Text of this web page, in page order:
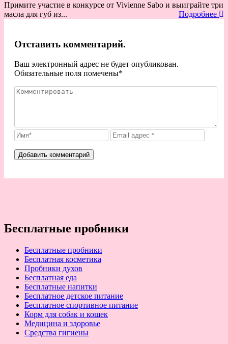
Примите участие в конкурсе от Vivienne Sabo и выиграйте три
масла для губ из...
Подробнее
Отставить комментарий.
Ваш электронный адрес не будет опубликован.
Обязательные поля помечены*
Бесплатные пробники
Бесплатные пробники
Бесплатная косметика
Пробники духов
Бесплатная еда
Бесплатные напитки
Бесплатное детское питание
Бесплатное спортивное питание
Корм для собак и кошек
Медицина и здоровье
Средства гигиены